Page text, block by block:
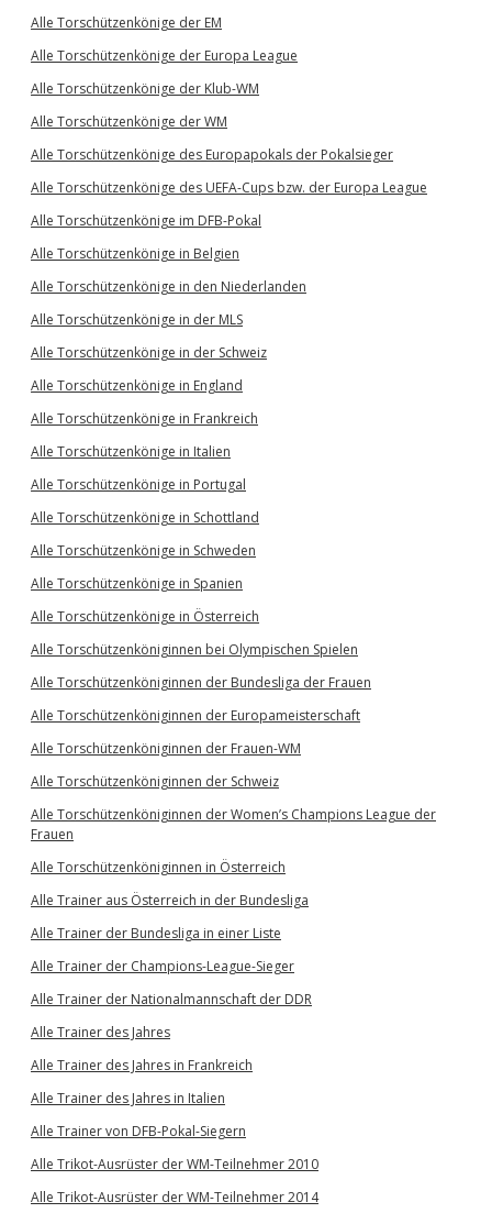
Alle Torschützenkönige der EM
Alle Torschützenkönige der Europa League
Alle Torschützenkönige der Klub-WM
Alle Torschützenkönige der WM
Alle Torschützenkönige des Europapokals der Pokalsieger
Alle Torschützenkönige des UEFA-Cups bzw. der Europa League
Alle Torschützenkönige im DFB-Pokal
Alle Torschützenkönige in Belgien
Alle Torschützenkönige in den Niederlanden
Alle Torschützenkönige in der MLS
Alle Torschützenkönige in der Schweiz
Alle Torschützenkönige in England
Alle Torschützenkönige in Frankreich
Alle Torschützenkönige in Italien
Alle Torschützenkönige in Portugal
Alle Torschützenkönige in Schottland
Alle Torschützenkönige in Schweden
Alle Torschützenkönige in Spanien
Alle Torschützenkönige in Österreich
Alle Torschützenköniginnen bei Olympischen Spielen
Alle Torschützenköniginnen der Bundesliga der Frauen
Alle Torschützenköniginnen der Europameisterschaft
Alle Torschützenköniginnen der Frauen-WM
Alle Torschützenköniginnen der Schweiz
Alle Torschützenköniginnen der Women’s Champions League der
Frauen
Alle Torschützenköniginnen in Österreich
Alle Trainer aus Österreich in der Bundesliga
Alle Trainer der Bundesliga in einer Liste
Alle Trainer der Champions-League-Sieger
Alle Trainer der Nationalmannschaft der DDR
Alle Trainer des Jahres
Alle Trainer des Jahres in Frankreich
Alle Trainer des Jahres in Italien
Alle Trainer von DFB-Pokal-Siegern
Alle Trikot-Ausrüster der WM-Teilnehmer 2010
Alle Trikot-Ausrüster der WM-Teilnehmer 2014